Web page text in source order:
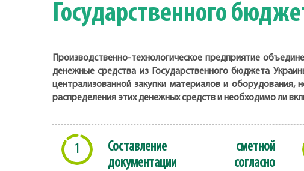
Государственного
Производственно-технологическое предприятие
денежные средства из Государственного бюджета
централизованной закупки материалов и
распределения этих денежных средств и необходимо ли
1
Составление сметной
документации согласно